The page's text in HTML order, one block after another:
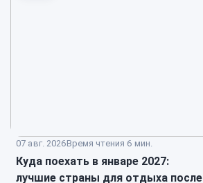
07 авг. 2026Время чтения 6 мин.
Куда поехать в январе 2027:
лучшие страны для отдыха после